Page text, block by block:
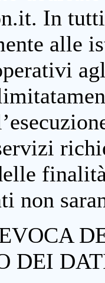
In
alle
non
DEI